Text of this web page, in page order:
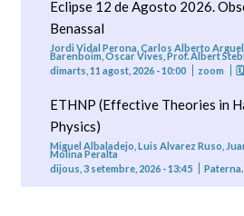
Eclipse 12 de Agosto 2026.
Benassal
Jordi Vidal Perona, Carlos Alberto
Barenboim, Oscar Vives, Prof. Albert
dimarts, 11 agost, 2026 - 10:00
zoom 🗓
ETHNP (Effective Theories in
Physics)
Miguel Albaladejo, Luis Alvarez Ruso,
Molina Peralta
dijous, 3 setembre, 2026 - 13:45